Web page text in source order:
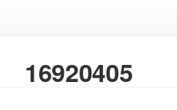
16920405